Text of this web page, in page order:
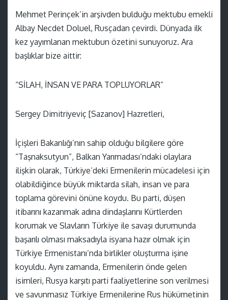
Mehmet Perinçek’in arşivden bulduğu mektubu emekli
Albay Necdet Doluel, Rusçadan çevirdi. Dünyada ilk
kez yayımlanan mektubun özetini sunuyoruz. Ara
başlıklar bize aittir:
“SİLAH, İNSAN VE PARA TOPLUYORLAR”
Sergey Dimitriyeviç [Sazanov] Hazretleri,
İçişleri Bakanlığı’nın sahip olduğu bilgilere göre
“Taşnaksutyun”, Balkan Yarımadası’ndaki olaylara
ilişkin olarak, Türkiye’deki Ermenilerin mücadelesi için
olabildiğince büyük miktarda silah, insan ve para
toplama görevini önüne koydu. Bu parti, düşen
itibarını kazanmak adına dindaşlarını Kürtlerden
korumak ve Slavların Türkiye ile savaşı durumunda
başarılı olması maksadıyla isyana hazır olmak için
Türkiye Ermenistanı’nda birlikler oluşturma işine
koyuldu. Aynı zamanda, Ermenilerin önde gelen
isimleri, Rusya karşıtı parti faaliyetlerine son verilmesi
ve savunmasız Türkiye Ermenilerine Rus hükümetinin